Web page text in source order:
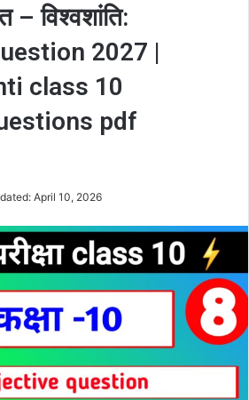
– विश्वशांति:
2027 |
class 10
pdf
April 10, 2026